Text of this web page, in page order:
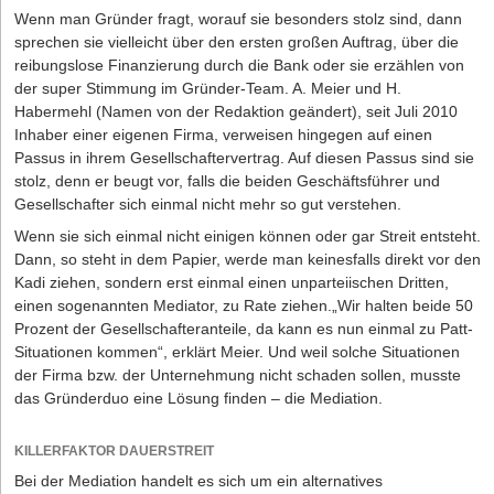
Zeitalters angepasst wird.
Die AutorinFranziska Hasselbach ist Rechtsanwältin bei der auf
Arbeitsrecht spezialisiertenKanzlei Hasselbachin Köln, Frankfurt
und Bonn.
Wer trägt Rechte und Pflichten beim
Gewerbemietvertrag?
Im Hinblick auf die gesetzlichen Mängelrechte können diese durch
beide Vertragspartner einvernehmlich ausgeschlossen werden. Mit
den sogenannten "Dach-und-Fach-Klauseln" kann es sogar noch
einen Schritt weiter gehen: Dem Mieter kann vertraglich die Pflicht
auferlegt werden, für die Instandsetzung und Instandhaltung des
Gewerberaumes verantwortlich zu sein. Kommt er dieser
Verpflichtung nicht nach, macht sich der Mieter gegenüber dem
Vermieter schadensersatzpflichtig. Dies hat die Rechtsprechung
dann als zulässig angesehen, wenn dem Mieter im Gegenzug
weitreichende Rechte ähnlich eines Eigentümers eingeräumt
werden.
Wenn der Mieter durch den Vermieter also z.B. das Recht
eingeräumt bekommt, erhebliche bauliche Veränderungen nach
seinen eigenen, für den Gewerbebetrieb vorteilhaften Wünschen
vorzunehmen, dann kann er grundsätzlich auch dazu verpflichtet
möglich, von der gesetzlichen Verpflichtung des Mieters, die von
ihm vorgenommenen baulichen Maßnahmen bei Beendigung des
Sachbeschädigung etc. mit der Folge einer Geld- oder
Freiheitsstrafe im Falle der Verurteilung.
Produkthaftung nach dem Produkthaftungsgesetz bei der
Verletzung von Sicherheitspflichten.
HAFTUNG NACH DEM PRODUKTHAFTUNGSGESETZ
DasProdukthaftungsgesetzist zum 1.1.1990 in Kraft getreten.
Nach dem Produkthaftungsgesetz weist ein Produkt einen Fehler
auf, wenn es im Zeitpunkt des In-den-Verkehr-Bringens nicht die
Sicherheit bietet, die unter Berücksichtigung aller Umstände
berechtigterweise erwartet werden kann. Damit ersetzt das Gesetz
den Fehlerbegriff durch einen anderen unbestimmten
Rechtsbegriff, nämlich denjenigen der „berechtigten
Sicherheitserwartungen“ des Adressatenkreises des vermarkteten
Produkts sowie Dritter, die mit der Sache in Berührung kommen.
Wendet sich der Hersteller mit seiner Ware ausschließlich an
sonstigen technischen Geräten, hat das Produkt den
Wenn man Gründer fragt, worauf sie besonders stolz sind, dann
sprechen sie vielleicht über den ersten großen Auftrag, über die
reibungslose Finanzierung durch die Bank oder sie erzählen von
der super Stimmung im Gründer-Team. A. Meier und H.
Habermehl (Namen von der Redaktion geändert), seit Juli 2010
Inhaber einer eigenen Firma, verweisen hingegen auf einen
Passus in ihrem Gesellschaftervertrag. Auf diesen Passus sind sie
stolz, denn er beugt vor, falls die beiden Geschäftsführer und
Gesellschafter sich einmal nicht mehr so gut verstehen.
Wenn sie sich einmal nicht einigen können oder gar Streit entsteht.
Dann, so steht in dem Papier, werde man keinesfalls direkt vor den
Kadi ziehen, sondern erst einmal einen unparteiischen Dritten,
einen sogenannten Mediator, zu Rate ziehen.„Wir halten beide 50
Prozent der Gesellschafteranteile, da kann es nun einmal zu Patt-
Situationen kommen“, erklärt Meier. Und weil solche Situationen
der Firma bzw. der Unternehmung nicht schaden sollen, musste
das Gründerduo eine Lösung finden – die Mediation.
KILLERFAKTOR DAUERSTREIT
Bei der Mediation handelt es sich um ein alternatives